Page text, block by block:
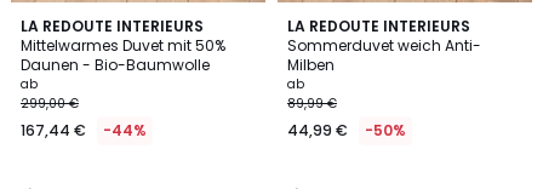
LA REDOUTE INTERIEURS
Mittelwarmes Duvet mit 50%
Daunen - Bio-Baumwolle
ab
299,00 €
167,44 € -44%
5
/
5
LA REDOUTE INTERIEURS
Sommerduvet weich Anti-
Milben
ab
89,99 €
44,99 € -50%
5
/
5